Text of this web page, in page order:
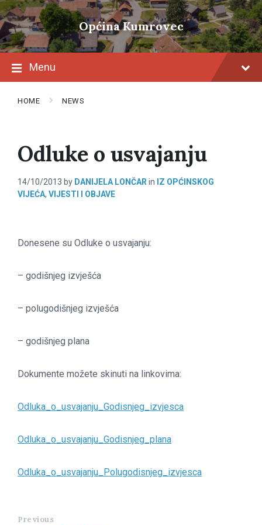
Skip
to
content
Skip
to
main
navigation
Skip
to
footer
Općina Kumrovec
Menu
HOME NEWS
Odluke o usvajanju
14/10/2013 by DANIJELA LONČAR in IZ OPĆINSKOG
VIJEĆA, VIJESTI I OBJAVE
Donesene su Odluke o usvajanju:
– godišnjeg izvješća
– polugodišnjeg izvješća
– godišnjeg plana
Dokumente možete skinuti na linkovima:
Odluka_o_usvajanju_Godisnjeg_izvjesca
Odluka_o_usvajanju_Godisnjeg_plana
Odluka_o_usvajanju_Polugodisnjeg_izvjesca
Previous